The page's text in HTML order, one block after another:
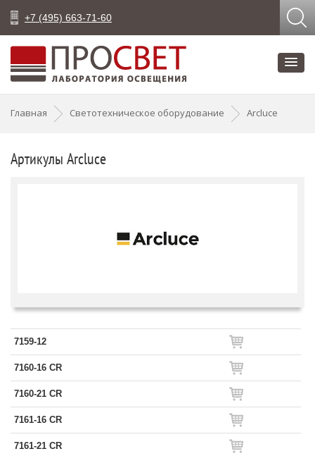
+7 (495) 663-71-60
Главная Светотехническое оборудование Arcluce
Артикулы Arcluce
7159-12
7160-16 CR
7160-21 CR
7161-16 CR
7161-21 CR